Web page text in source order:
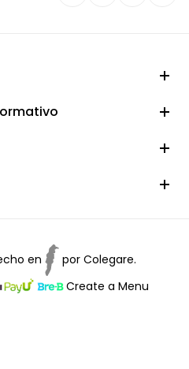
en por Colegare.
Create a Menu